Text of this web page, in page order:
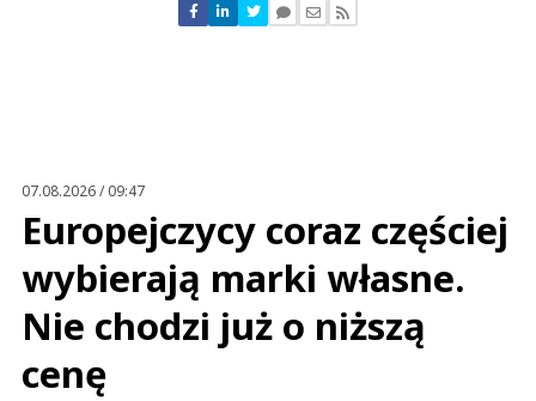
Nie znaleziono komentarzy
Zostaw swoje komentarze
07.08.2026 / 09:47
Europejczycy coraz częściej
wybierają marki własne.
Nie chodzi już o niższą
cenę